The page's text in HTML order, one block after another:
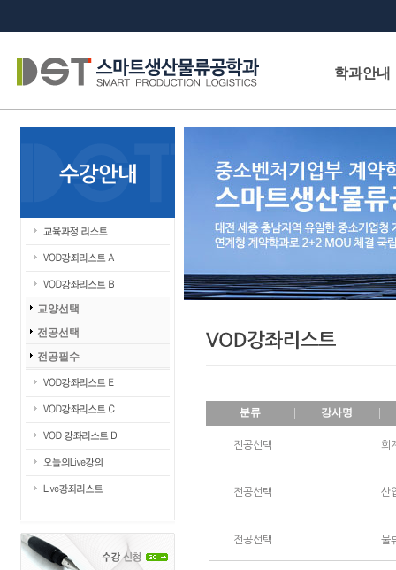
학과안내
교양선택
전공선택
전공필수
분류 강사명
전공선택 회
전공선택 산
전공선택 물